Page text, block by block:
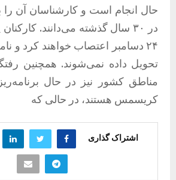
حال انجام است و کارشناسان آن را
۲۴ دسامبر اعتصاب خواهند کرد و
تحویل داده نمی‌شوند. همچنین
مناطق کشور نیز در حال
کریسمس هستند، در حالی که
اشتراک گذاری